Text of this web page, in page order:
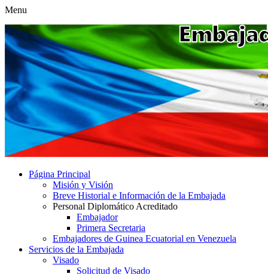
Menu
Página Principal
Misión y Visión
Breve Historial e Información de la Embajada
Personal Diplomático Acreditado
Embajador
Primera Secretaria
Embajadores de Guinea Ecuatorial en Venezuela
Servicios de la Embajada
Visado
Solicitud de Visado